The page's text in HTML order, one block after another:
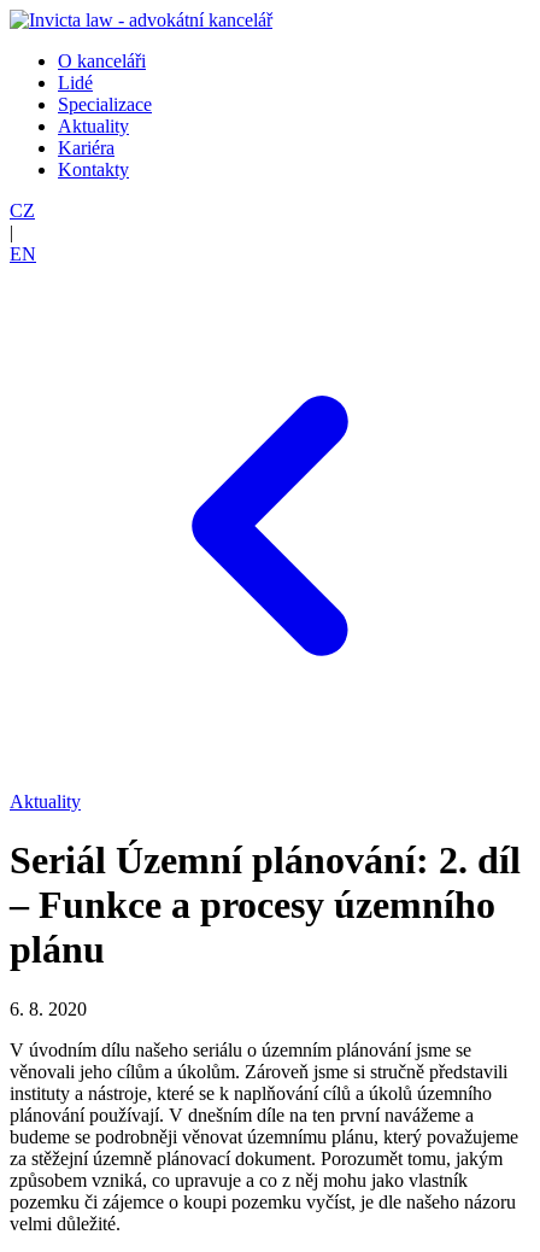
O kanceláři
Lidé
Specializace
Aktuality
Kariéra
Kontakty
CZ
|
EN
Aktuality
Seriál Územní plánování: 2. díl
– Funkce a procesy územního
plánu
6. 8. 2020
V úvodním dílu našeho seriálu o územním plánování jsme se
věnovali jeho cílům a úkolům. Zároveň jsme si stručně představili
instituty a nástroje, které se k naplňování cílů a úkolů územního
plánování používají. V dnešním díle na ten první navážeme a
budeme se podrobněji věnovat územnímu plánu, který považujeme
za stěžejní územně plánovací dokument. Porozumět tomu, jakým
způsobem vzniká, co upravuje a co z něj mohu jako vlastník
pozemku či zájemce o koupi pozemku vyčíst, je dle našeho názoru
velmi důležité.